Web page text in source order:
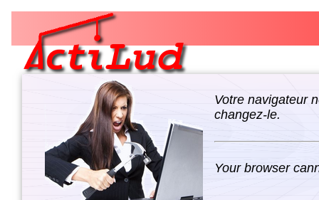
Votre navigateur
changez-le.
Your browser